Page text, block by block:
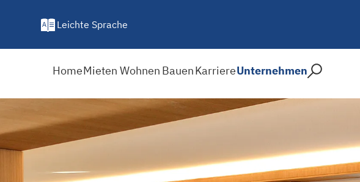
Leichte Sprache
HomeMieten Wohnen BauenKarriereUnternehmen
Distanz? STADT UND LAND